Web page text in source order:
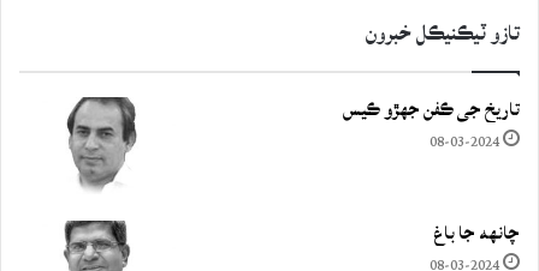
تازو ٽيڪنيڪل خبرون
تاريخ جي ڪفن جھڙو ڪيس
08-03-2024
چانهه جا باغ